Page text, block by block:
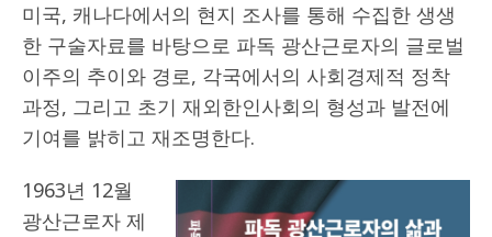
미국, 캐나다에서의 현지 조사를 통해 수집한 생생
한 구술자료를 바탕으로 파독 광산근로자의 글로벌
이주의 추이와 경로, 각국에서의 사회경제적 정착
과정, 그리고 초기 재외한인사회의 형성과 발전에
기여를 밝히고 재조명한다.
1963년 12월
광산근로자 제